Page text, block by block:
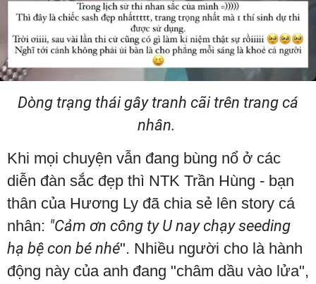
Dòng trạng thái gây tranh cãi trên trang cá
nhân.
Khi mọi chuyện vẫn đang bùng nổ ở các
diễn đàn sắc đẹp thì NTK Trần Hùng - bạn
thân của Hương Ly đã chia sẻ lên story cá
nhân: "Cảm ơn công ty U nay chạy seeding
hạ bệ con bé nhé". Nhiều người cho là hành
động này của anh đang "châm dầu vào lửa",